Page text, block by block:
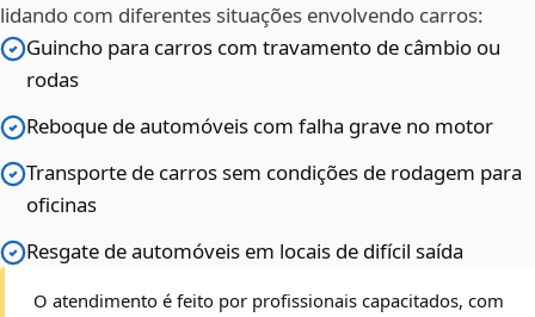
lidando com diferentes situações envolvendo carros:
Guincho para carros com travamento de câmbio ou
rodas
Reboque de automóveis com falha grave no motor
Transporte de carros sem condições de rodagem para
oficinas
Resgate de automóveis em locais de difícil saída
O atendimento é feito por profissionais capacitados, com